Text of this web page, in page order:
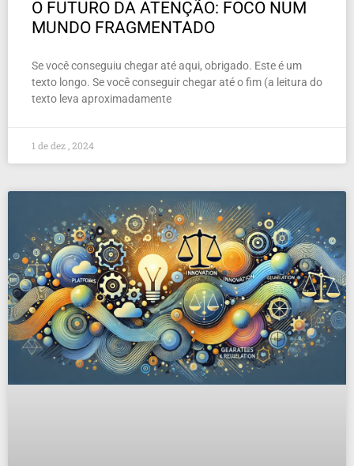
O FUTURO DA ATENÇÃO: FOCO NUM
MUNDO FRAGMENTADO
Se você conseguiu chegar até aqui, obrigado. Este é um
texto longo. Se você conseguir chegar até o fim (a leitura do
texto leva aproximadamente
1 de dez , 2024